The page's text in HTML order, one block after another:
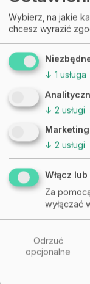
Wybierz, na jakie
chcesz wyrazić
↓ 1 usługa
↓ 2 usługi
↓ 2 usługi
Włącz
Za
wyłączać
Odrzuć
opcjonalne